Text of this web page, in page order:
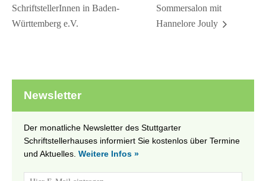
SchriftstellerInnen in Baden-
Württemberg e.V.
Sommersalon mit
Hannelore Jouly
Newsletter
Der monatliche Newsletter des Stuttgarter
Schriftstellerhauses informiert Sie kostenlos über Termine
und Aktuelles. Weitere Infos »